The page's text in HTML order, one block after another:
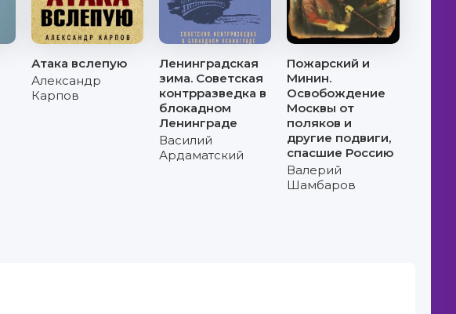
Атака вслепую
Александр
Карпов
Ленинградская
зима. Советская
контрразведка в
блокадном
Ленинграде
Василий
Ардаматский
Пожарский и
Минин.
Освобождение
Москвы от
поляков и
другие подвиги,
спасшие Россию
Валерий
Шамбаров